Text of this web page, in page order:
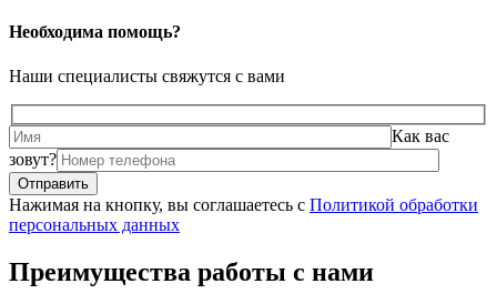
Необходима помощь?
Наши специалисты свяжутся с вами
Как вас
зовут?
Нажимая на кнопку, вы соглашаетесь с Политикой обработки
персональных данных
Преимущества работы с нами